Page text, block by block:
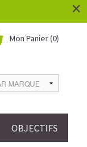
×
Mon Panier (0)
OBJECTIFS